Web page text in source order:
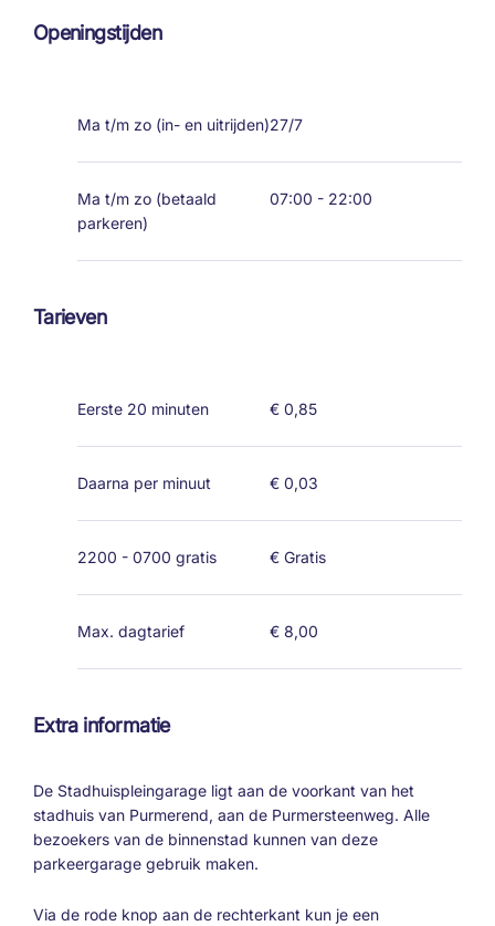
Openingstijden
Ma t/m zo (in- en uitrijden)27/7
Ma t/m zo (betaald
parkeren)
07:00 - 22:00
Tarieven
Eerste 20 minuten € 0,85
Daarna per minuut € 0,03
2200 - 0700 gratis € Gratis
Max. dagtarief € 8,00
Extra informatie
De Stadhuispleingarage ligt aan de voorkant van het
stadhuis van Purmerend, aan de Purmersteenweg. Alle
bezoekers van de binnenstad kunnen van deze
parkeergarage gebruik maken.
Via de rode knop aan de rechterkant kun je een